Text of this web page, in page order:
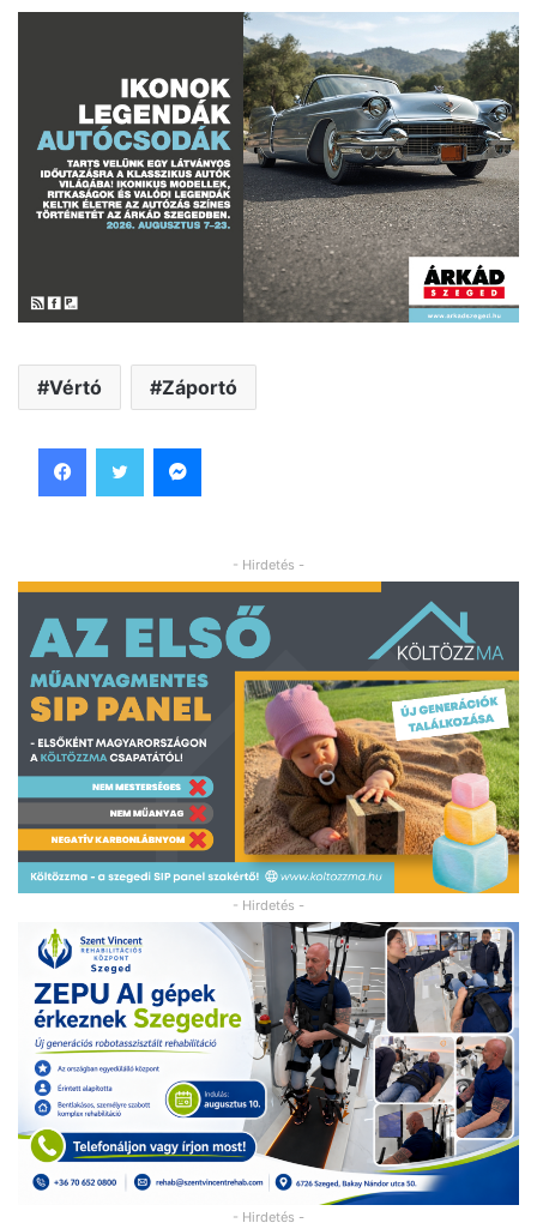
Vértó Záportó
- Hirdetés -
- Hirdetés -
- Hirdetés -